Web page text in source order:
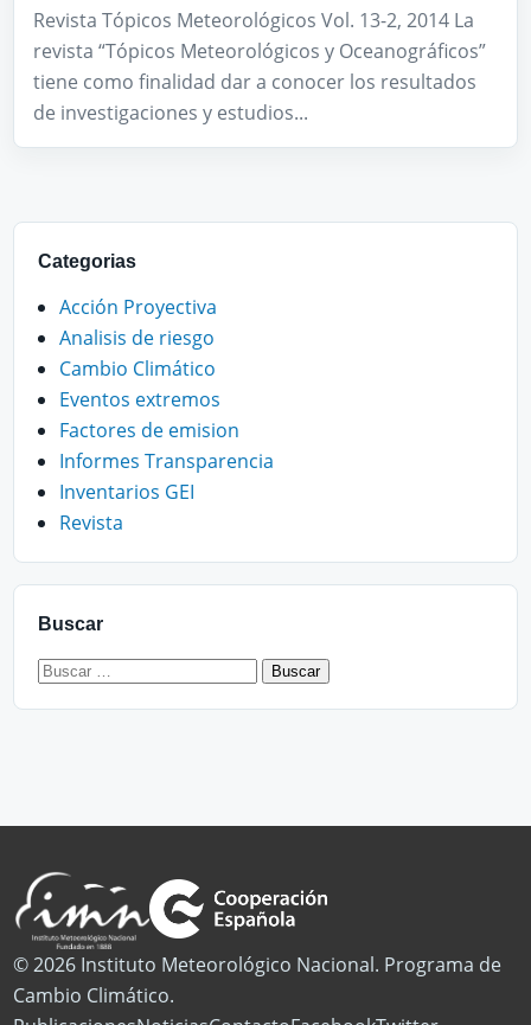
Revista Tópicos Meteorológicos Vol. 13-2, 2014 La
revista “Tópicos Meteorológicos y Oceanográficos”
tiene como finalidad dar a conocer los resultados
de investigaciones y estudios...
Categorias
Acción Proyectiva
Analisis de riesgo
Cambio Climático
Eventos extremos
Factores de emision
Informes Transparencia
Inventarios GEI
Revista
Buscar
Buscar:
© 2026 Instituto Meteorológico Nacional. Programa de
Cambio Climático.